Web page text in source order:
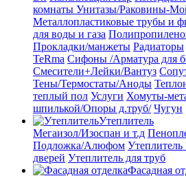
комнаты Унитазы/Раковины-
Металлопластиковые трубы и
для воды и газа
Прокладки/манжеты Радиаторы
TeRma Сифоны /Арматура для
Смесители+Лейки/Вантуз
Тены/Термостаты/Аноды
теплый пол Услуги Хомуты-
шпилькой/Опоры д.труб/ Чугун
Утеплитель
Мегаизол/Изоспан и т.д
Подложка/Алюфом Утеплитель
дверей Утеплитель для труб
Фасадная